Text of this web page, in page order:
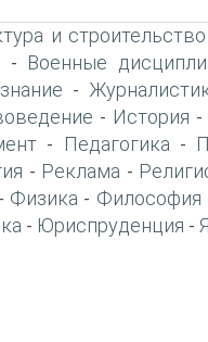
и строительство
- Военные
-
- История -
- Педагогика -
- Реклама -
- Физика - Философия
- Юриспруденция -